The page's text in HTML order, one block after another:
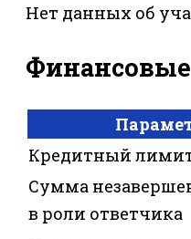
Нет данных об
Кредитный
Сумма
в роли ответчика